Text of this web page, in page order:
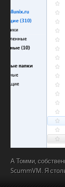
А Томми,
ScummVM. Я